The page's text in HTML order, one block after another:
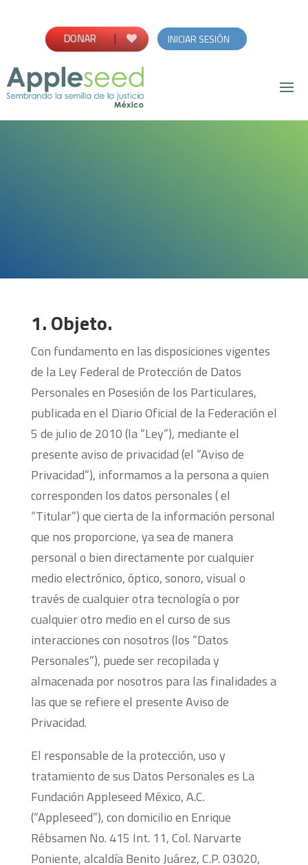
DONAR INICIAR SESIÓN
1. Objeto.
Con fundamento en las disposiciones vigentes
de la Ley Federal de Protección de Datos
Personales en Posesión de los Particulares,
publicada en el Diario Oficial de la Federación el
5 de julio de 2010 (la “Ley”), mediante el
presente aviso de privacidad (el “Aviso de
Privacidad”), informamos a la persona a quien
corresponden los datos personales ( el
“Titular”) que cierta de la información personal
que nos proporcione, ya sea de manera
personal o bien directamente por cualquier
medio electrónico, óptico, sonoro, visual o
través de cualquier otra tecnología o por
cualquier otro medio en el curso de sus
interacciones con nosotros (los “Datos
Personales”), puede ser recopilada y
almacenada por nosotros para las finalidades a
las que se refiere el presente Aviso de
Privacidad.
El responsable de la protección, uso y
tratamiento de sus Datos Personales es La
Fundación Appleseed México, A.C.
(“Appleseed”), con domicilio en Enrique
Rébsamen No. 415 Int. 11, Col. Narvarte
Poniente, alcaldía Benito Juárez, C.P. 03020,